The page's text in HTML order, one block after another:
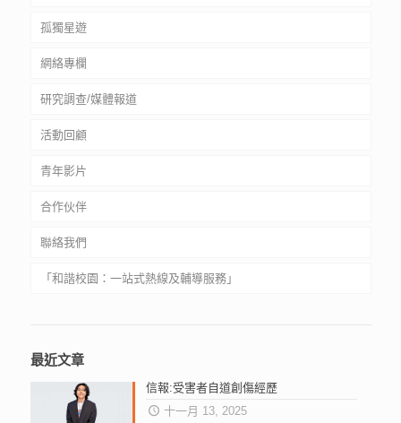
服務質素標準
輔導服務
意見收集箱
處理投訴及意見流程
網絡欺凌自救資源
網絡欺凌自助教材套
網絡欺凌特展
孤獨星遊
孤獨星球生存手冊
星遊遺孤
文字獨白
孤獨類型分析
網絡專欄
研究調查/媒體報道
活動回顧
青年影片
合作伙伴
中小學
大專院校
聯絡我們
「和諧校園：一站式熱線及輔導服務」
Harmonious School: One-Stop Hotline and Counselling
Services
最近文章
信報:受害者自道創傷經歷
十一月 13, 2025